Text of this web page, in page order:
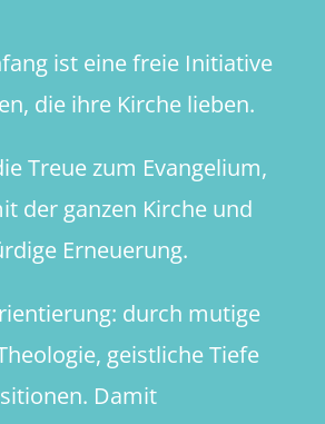
ist eine freie Initiative
die ihre Kirche lieben.
Treue zum Evangelium,
der ganzen Kirche und
Erneuerung.
durch mutige
geistliche Tiefe
Damit